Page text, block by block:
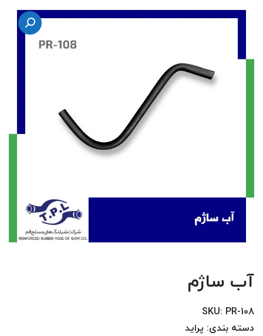
آب ساژم
SKU: PR-108
دسته بندی: پراید